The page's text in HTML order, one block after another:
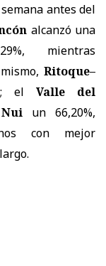
antes del
alcanzó una
mientras
Ritoque–
el
Valle del
un 66,20%,
con mejor